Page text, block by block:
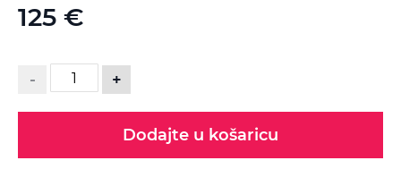
125 €
- +
Dodajte u košaricu
gallery